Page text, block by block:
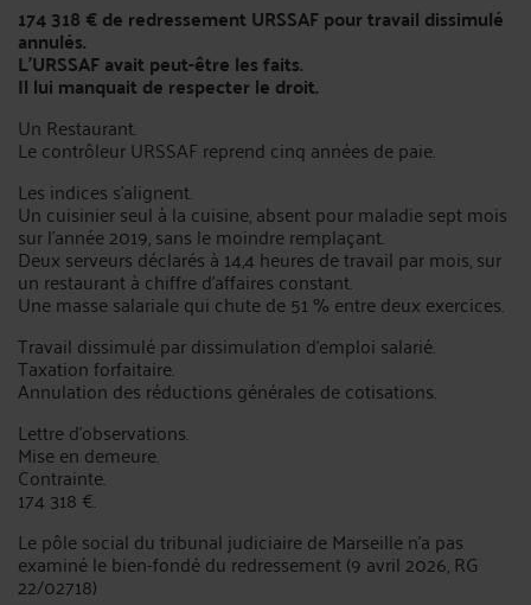
174 318 € de redressement URSSAF pour travail dissimulé
annulés.
L'URSSAF avait peut-être les faits.
Il lui manquait de respecter le droit.
Un Restaurant.
Le contrôleur URSSAF reprend cinq années de paie.
Les indices s'alignent.
Un cuisinier seul à la cuisine, absent pour maladie sept mois
sur l'année 2019, sans le moindre remplaçant.
Deux serveurs déclarés à 14,4 heures de travail par mois, sur
un restaurant à chiffre d'affaires constant.
Une masse salariale qui chute de 51 % entre deux exercices.
Travail dissimulé par dissimulation d'emploi salarié.
Taxation forfaitaire.
Annulation des réductions générales de cotisations.
Lettre d'observations.
Mise en demeure.
Contrainte.
174 318 €.
Le pôle social du tribunal judiciaire de Marseille n'a pas
examiné le bien-fondé du redressement (9 avril 2026, RG
22/02718)